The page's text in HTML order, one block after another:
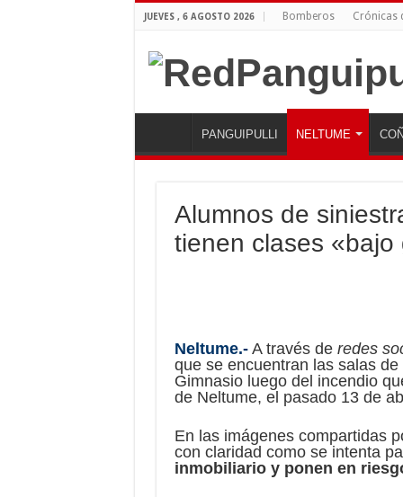
JUEVES , 6 AGOSTO 2026 Bomberos Crónicas
PANGUIPULLI NELTUME
Alumnos de
tienen clases «bajo
Neltume.-A través de redes
que se encuentran las salas
Gimnasio luego del incendio
de Neltume, el pasado 13 de
En las imágenes compartidas
con claridad como se intenta
inmobiliario y ponen en